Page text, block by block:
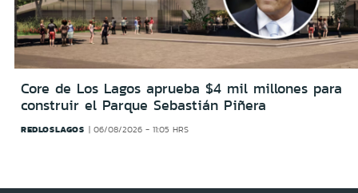
Core de Los Lagos aprueba $4 mil millones para
construir el Parque Sebastián Piñera
REDLOSLAGOS 06/08/2026 - 11:05 HRS